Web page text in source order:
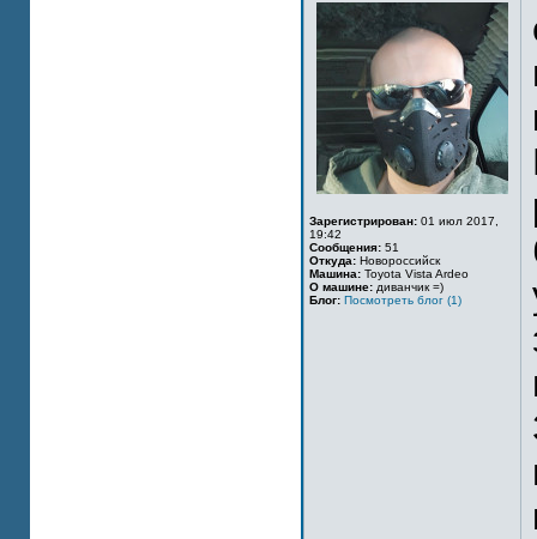
Зарегистрирован: 01 июл 2017,
19:42
Сообщения: 51
Откуда: Новороссийск
Машина: Toyota Vista Ardeo
О машине: диванчик =)
Блог: Посмотреть блог (1)